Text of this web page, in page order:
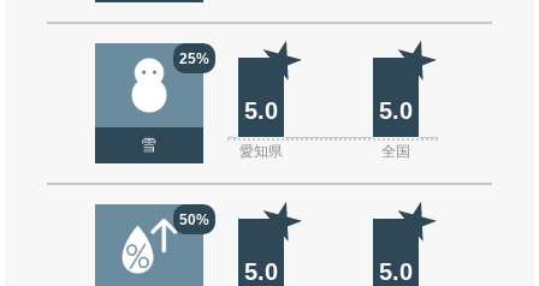
25%
雪
5.0 5.0
愛知県 全国
50%
5.0 5.0